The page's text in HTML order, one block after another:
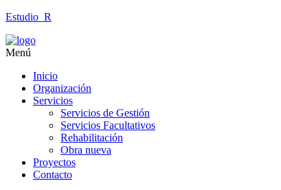
Estudio_R
Menú
Inicio
Organización
Servicios
Servicios de Gestión
Servicios Facultativos
Rehabilitación
Obra nueva
Proyectos
Contacto